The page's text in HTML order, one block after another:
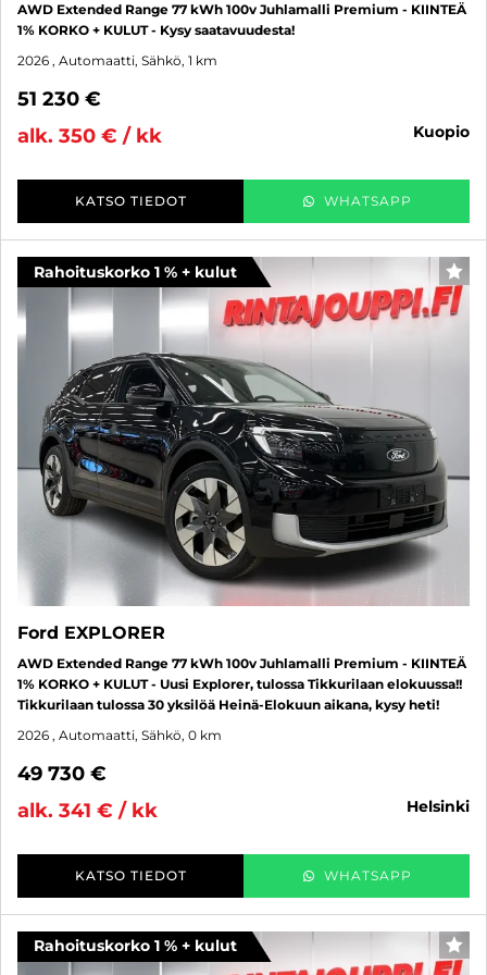
AWD Extended Range 77 kWh 100v Juhlamalli Premium - KIINTEÄ
1% KORKO + KULUT - Kysy saatavuudesta!
2026 , Automaatti, Sähkö, 1 km
51 230 €
alk. 350 € / kk
kuopio
KATSO TIEDOT WHATSAPP
Rahoituskorko 1 % + kulut
Ford EXPLORER
AWD Extended Range 77 kWh 100v Juhlamalli Premium - KIINTEÄ
1% KORKO + KULUT - Uusi Explorer, tulossa Tikkurilaan elokuussa!!
Tikkurilaan tulossa 30 yksilöä Heinä-Elokuun aikana, kysy heti!
2026 , Automaatti, Sähkö, 0 km
49 730 €
alk. 341 € / kk
helsinki
KATSO TIEDOT WHATSAPP
Rahoituskorko 1 % + kulut